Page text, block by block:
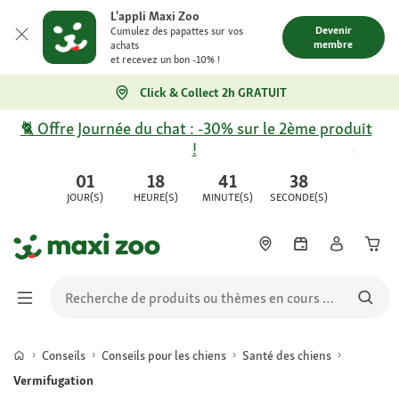
L'appli Maxi Zoo
Cumulez des papattes sur vos
achats
et recevez un bon -10% !
Devenir
membre
Click & Collect 2h GRATUIT
01
JOUR(S)
18
HEURE(S)
41
MINUTE(S)
38
SECONDE(S)
🐈 Offre Journée du chat : -30% sur le 2ème produit
!
Conseils Conseils pour les chiens
Santé des chiens
Vermifugation